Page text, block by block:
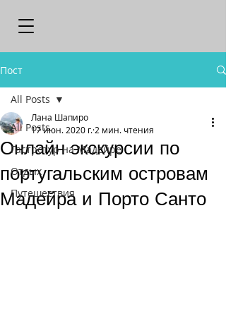
Пост
All Posts
Гастротур на Мадейре
Отдых
Путешествия
All Posts
Онлайн экскурсии по
португальским островам
Мадейра и Порто Санто
Лана Шапиро
17 июн. 2020 г. 2 мин. чтения